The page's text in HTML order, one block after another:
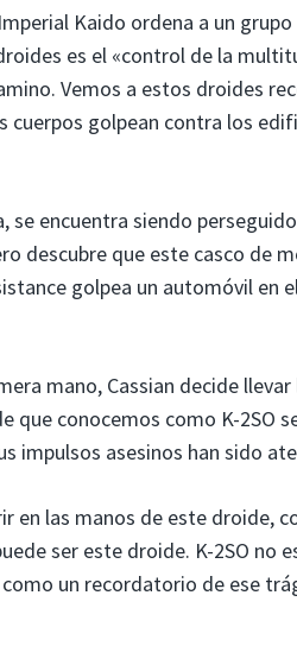
Kaido ordena a un
es el «control de la
Vemos a estos droides
golpean contra los
se encuentra siendo
descubre que este casco de
golpea un automóvil en
mano, Cassian decide
conocemos como K-2SO
impulsos asesinos han sido
en las manos de este droide,
ser este droide. K-2SO no
un recordatorio de ese